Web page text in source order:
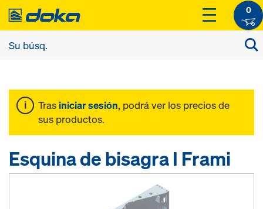
0
Tras iniciar sesión, podrá ver los precios de
sus productos.
Esquina de bisagra I Frami